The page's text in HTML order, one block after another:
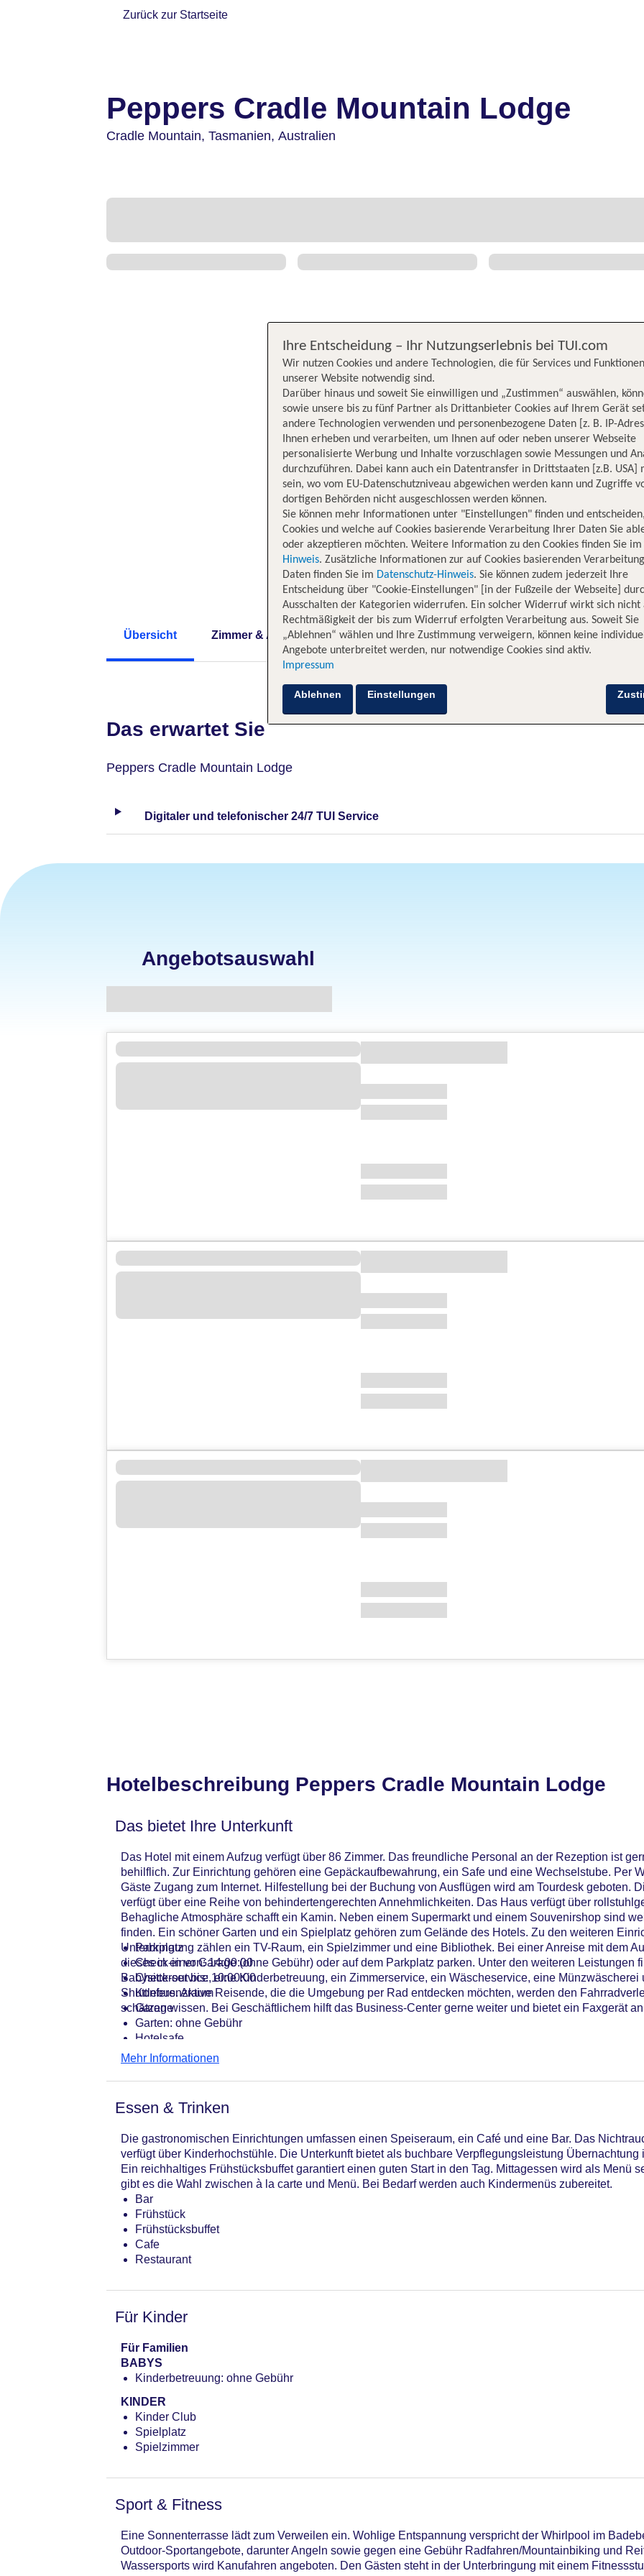
Zurück zur Startseite
Peppers Cradle Mountain Lodge
Cradle Mountain, Tasmanien, Australien
Übersicht Zimmer & Angebote Hotelinformationen Lage Bewertungen
Das erwartet Sie
Peppers Cradle Mountain Lodge
Digitaler und telefonischer 24/7 TUI Service
Angebotsauswahl
Hotelbeschreibung Peppers Cradle Mountain Lodge
Das bietet Ihre Unterkunft
Das Hotel mit einem Aufzug verfügt über 86 Zimmer. Das freundliche Personal an der Rezeption ist
behilflich. Zur Einrichtung gehören eine Gepäckaufbewahrung, ein Safe und eine Wechselstube. Per
Gäste Zugang zum Internet. Hilfestellung bei der Buchung von Ausflügen wird am Tourdesk geboten.
verfügt über eine Reihe von behindertengerechten Annehmlichkeiten. Das Haus verfügt über
Behagliche Atmosphäre schafft ein Kamin. Neben einem Supermarkt und einem Souvenirshop sind
finden. Ein schöner Garten und ein Spielplatz gehören zum Gelände des Hotels. Zu den weiteren
Unterbringung zählen ein TV-Raum, ein Spielzimmer und eine Bibliothek. Bei einer Anreise mit dem
dieses in einer Garage (ohne Gebühr) oder auf dem Parkplatz parken. Unter den weiteren Leistungen
Babysitterservice, eine Kinderbetreuung, ein Zimmerservice, ein Wäscheservice, eine Münzwäscherei
Shuttlebus. Aktive Reisende, die die Umgebung per Rad entdecken möchten, werden den
schätzen wissen. Bei Geschäftlichem hilft das Business-Center gerne weiter und bietet ein Faxgerät
Parkplatz
Check-in von: 14:00:00
Check-out bis: 10:00:00
Konferenzraum
Garage
Garten: ohne Gebühr
Hotelsafe
WLAN/WiFi im Hotel
Minimarkt
Anzahl der Aufzüge: 1
Sonnenterrasse
Gesamtanzahl der Zimmer: 86
Zahlungsarten: American Express, Diners Club, Mastercard, Visa
Landeskategorie: 4 Sterne
Mehr Informationen
Essen & Trinken
Die gastronomischen Einrichtungen umfassen einen Speiseraum, ein Café und eine Bar. Das
verfügt über Kinderhochstühle. Die Unterkunft bietet als buchbare Verpflegungsleistung Übernachtung
Ein reichhaltiges Frühstücksbuffet garantiert einen guten Start in den Tag. Mittagessen wird als Menü
gibt es die Wahl zwischen à la carte und Menü. Bei Bedarf werden auch Kindermenüs zubereitet.
Bar
Frühstück
Frühstücksbuffet
Cafe
Restaurant
Für Kinder
Für Familien
BABYS
Kinderbetreuung: ohne Gebühr
KINDER
Kinder Club
Spielplatz
Spielzimmer
Sport & Fitness
Eine Sonnenterrasse lädt zum Verweilen ein. Wohlige Entspannung verspricht der Whirlpool im
Outdoor-Sportangebote, darunter Angeln sowie gegen eine Gebühr Radfahren/Mountainbiking und
Wassersports wird Kanufahren angeboten. Den Gästen steht in der Unterbringung mit einem
Ihre Entscheidung – Ihr Nutzungserlebnis bei TUI.com
Wir nutzen Cookies und andere Technologien, die für Services und
unserer Website notwendig sind.
Darüber hinaus und soweit Sie einwilligen und „Zustimmen“ auswählen,
sowie unsere bis zu fünf Partner als Drittanbieter Cookies auf Ihrem Gerät
andere Technologien verwenden und personenbezogene Daten [z. B. IP-
Ihnen erheben und verarbeiten, um Ihnen auf oder neben unserer Webseite
personalisierte Werbung und Inhalte vorzuschlagen sowie Messungen und
durchzuführen. Dabei kann auch ein Datentransfer in Drittstaaten [z.B. USA]
sein, wo vom EU-Datenschutzniveau abgewichen werden kann und Zugriffe
dortigen Behörden nicht ausgeschlossen werden können.
Sie können mehr Informationen unter "Einstellungen" finden und
Cookies und welche auf Cookies basierende Verarbeitung Ihrer Daten Sie
oder akzeptieren möchten. Weitere Information zu den Cookies finden Sie im
Hinweis. Zusätzliche Informationen zur auf Cookies basierenden
Daten finden Sie im Datenschutz-Hinweis. Sie können zudem jederzeit Ihre
Entscheidung über "Cookie-Einstellungen" [in der Fußzeile der Webseite]
Ausschalten der Kategorien widerrufen. Ein solcher Widerruf wirkt sich nicht
Rechtmäßigkeit der bis zum Widerruf erfolgten Verarbeitung aus. Soweit Sie
„Ablehnen“ wählen und Ihre Zustimmung verweigern, können keine
Angebote unterbreitet werden, nur notwendige Cookies sind aktiv.
Impressum
Ablehnen Einstellungen